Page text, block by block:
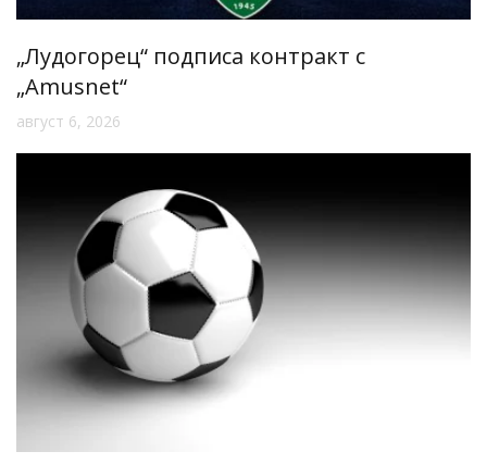
„Лудогорец“ подписа контракт с
„Amusnet“
август 6, 2026